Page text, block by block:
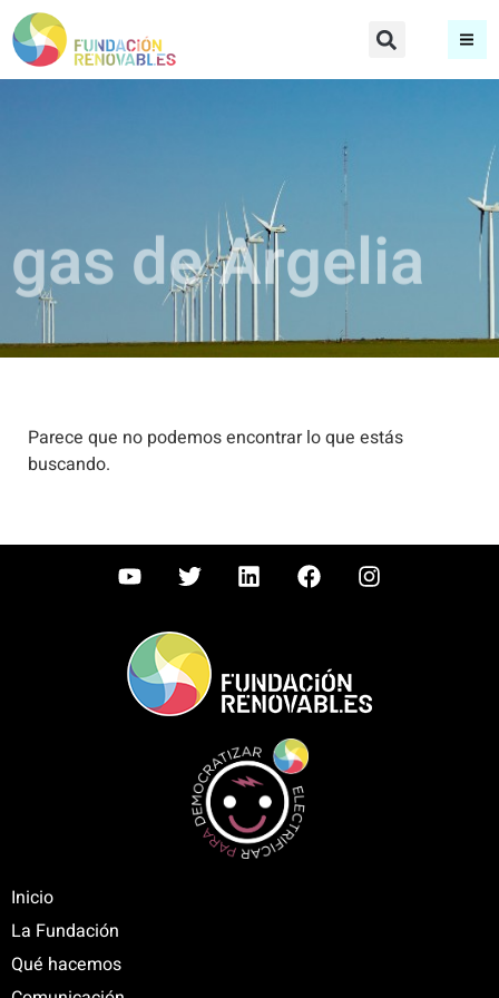
gas de Argelia
Parece que no podemos encontrar lo que estás
buscando.
Inicio
La Fundación
Qué hacemos